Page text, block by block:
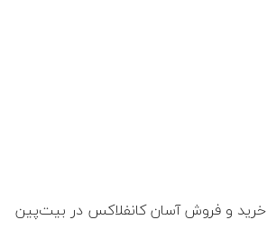
خرید و فروش آسان کانفلاکس در بیت‌پین